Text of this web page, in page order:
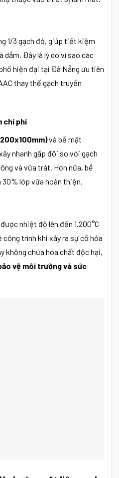
1/3 gạch đỏ, giúp tiết kiệm
dầm. Đây là lý do vì sao các
hiện đại tại Đà Nẵng ưu tiên
thay thế gạch truyền
chi phí
và bề mặt
nhanh gấp đôi so với gạch
và vữa trát. Hơn nữa, bề
lớp vữa hoàn thiện.
nhiệt độ lên đến 1.200°C
trình khi xảy ra sự cố hỏa
không chứa hóa chất độc hại,
vệ môi trường và sức